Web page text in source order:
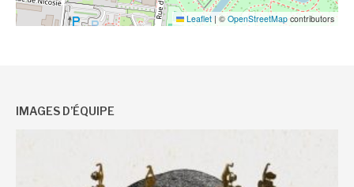
Leaflet | © OpenStreetMapcontributors
IMAGES D’ÉQUIPE